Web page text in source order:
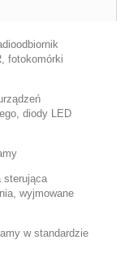
fotokomórki
diody LED
sterująca
wyjmowane
w standardzie